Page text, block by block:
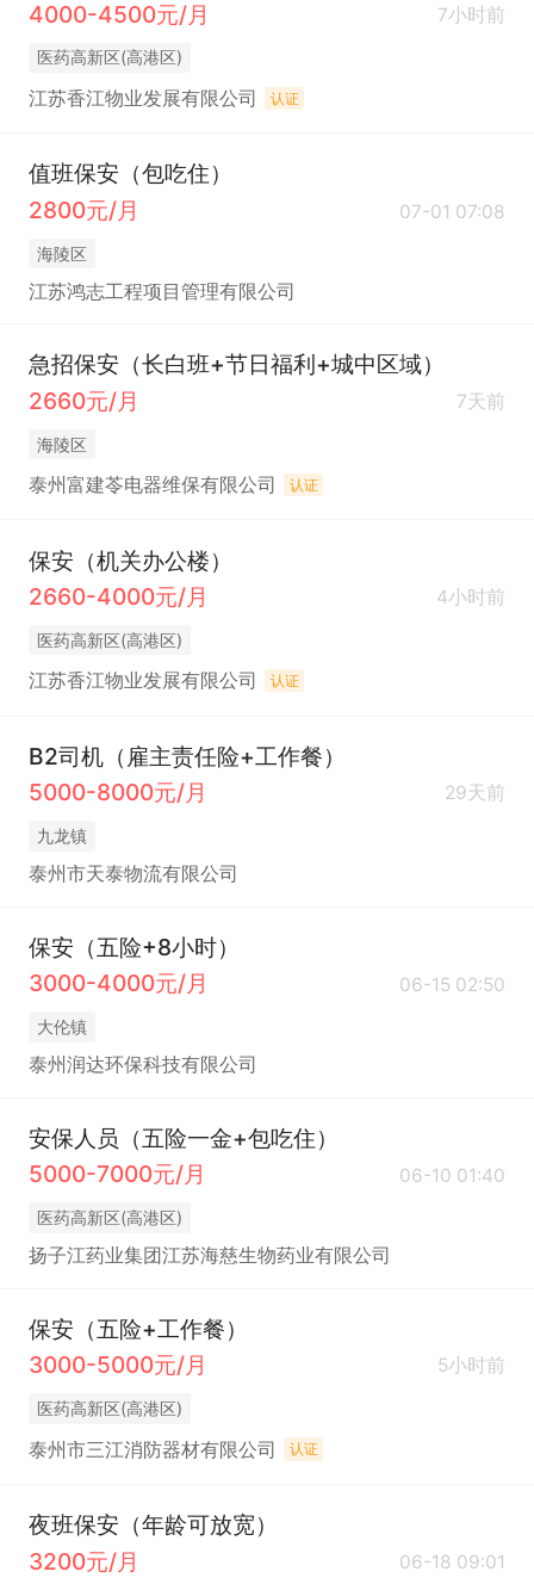
4000-4500元/月 7小时前
医药高新区(高港区)
江苏香江物业发展有限公司 认证
值班保安（包吃住）
2800元/月
07-01 07:08
海陵区
江苏鸿志工程项目管理有限公司
急招保安（长白班+节日福利+城中区域）
2660元/月
7天前
海陵区
泰州富建苓电器维保有限公司 认证
保安（机关办公楼）
2660-4000元/月
4小时前
医药高新区(高港区)
江苏香江物业发展有限公司 认证
B2司机（雇主责任险+工作餐）
5000-8000元/月
29天前
九龙镇
泰州市天泰物流有限公司
保安（五险+8小时）
3000-4000元/月
06-15 02:50
大伦镇
泰州润达环保科技有限公司
安保人员（五险一金+包吃住）
5000-7000元/月
06-10 01:40
医药高新区(高港区)
扬子江药业集团江苏海慈生物药业有限公司
保安（五险+工作餐）
3000-5000元/月
5小时前
医药高新区(高港区)
泰州市三江消防器材有限公司 认证
夜班保安（年龄可放宽）
3200元/月
06-18 09:01